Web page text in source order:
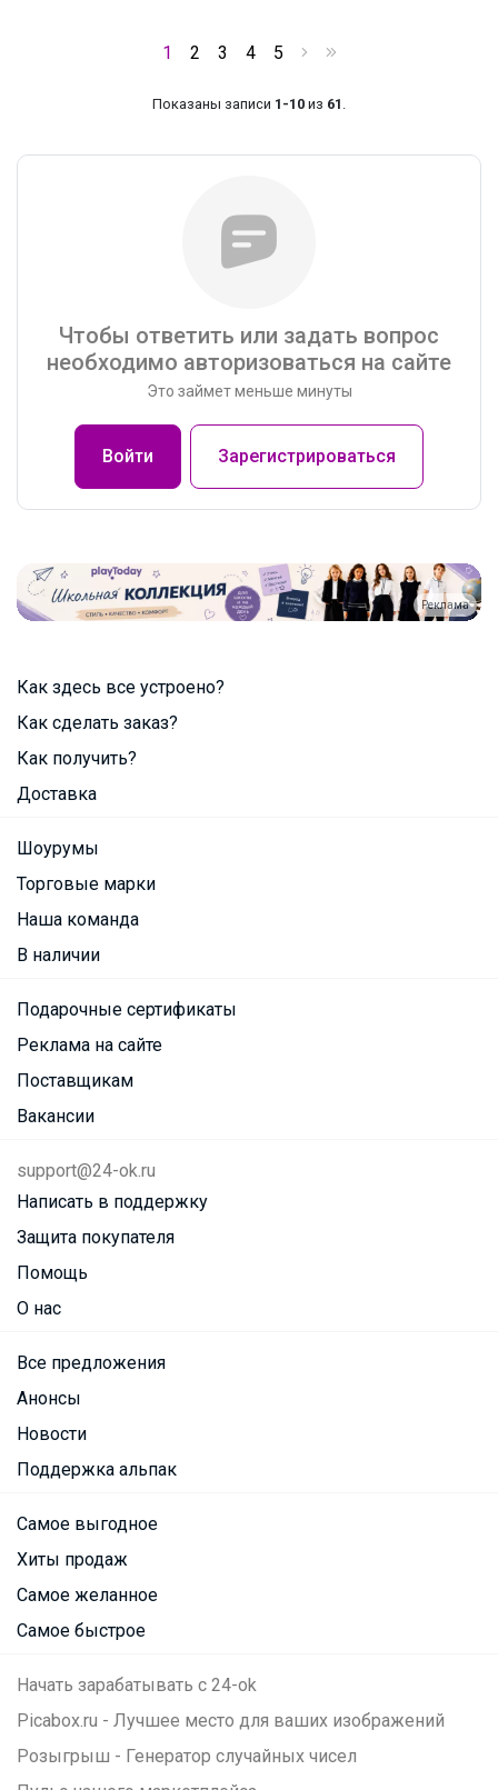
1 2 3 4 5
Показаны записи 1-10 из 61 .
Чтобы ответить или задать вопрос
необходимо авторизоваться на сайте
Это займет меньше минуты
Войти Зарегистрироваться
Реклама
Как здесь все устроено?
Как сделать заказ?
Как получить?
Доставка
Шоурумы
Торговые марки
Наша команда
В наличии
Подарочные сертификаты
Реклама на сайте
Поставщикам
Вакансии
support@24-ok.ru
Написать в поддержку
Защита покупателя
Помощь
О нас
Все предложения
Анонсы
Новости
Поддержка альпак
Самое выгодное
Хиты продаж
Самое желанное
Самое быстрое
Начать зарабатывать с 24-ok
Picabox.ru - Лучшее место для ваших изображений
Розыгрыш - Генератор случайных чисел